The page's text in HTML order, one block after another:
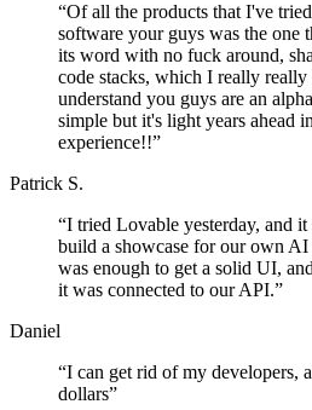
“Of all the products that I've
software your guys was the one
its word with no fuck around,
code stacks, which I really
understand you guys are an
simple but it's light years ahead
experience!!”
Patrick S.
“I tried Lovable yesterday, and
build a showcase for our own
was enough to get a solid UI,
it was connected to our API.”
Daniel
“I can get rid of my developers,
dollars”